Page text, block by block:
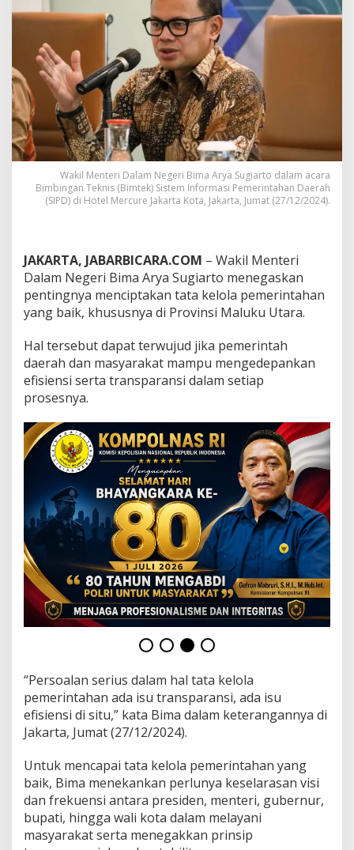
r
u
g
r
t
o
:
T
a
e
l
o
a
e
m
e
a
h
n
y
a
n
g
a
i
k
B
u
E
f
i
s
n
s
i
d
a
n
Wakil Menteri Dalam Negeri Bima Arya Sugiarto dalam acara
Bimbingan Teknis (Bimtek) Sistem Informasi Pemerintahan Daerah
(SIPD) di Hotel Mercure Jakarta Kota, Jakarta, Jumat (27/12/2024).
JAKARTA, JABARBICARA.COM – Wakil Menteri
Dalam Negeri Bima Arya Sugiarto menegaskan
pentingnya menciptakan tata kelola pemerintahan
yang baik, khususnya di Provinsi Maluku Utara.
Hal tersebut dapat terwujud jika pemerintah
daerah dan masyarakat mampu mengedepankan
efisiensi serta transparansi dalam setiap
prosesnya.
“Persoalan serius dalam hal tata kelola
pemerintahan ada isu transparansi, ada isu
efisiensi di situ,” kata Bima dalam keterangannya di
Jakarta, Jumat (27/12/2024).
Untuk mencapai tata kelola pemerintahan yang
baik, Bima menekankan perlunya keselarasan visi
dan frekuensi antara presiden, menteri, gubernur,
bupati, hingga wali kota dalam melayani
masyarakat serta menegakkan prinsip